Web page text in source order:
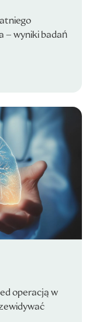
– wyniki badań
operacją w